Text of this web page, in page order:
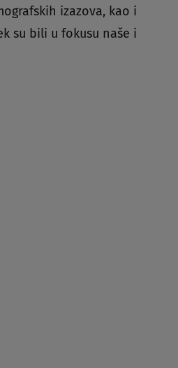
izazova, kao i
su bili u fokusu naše i